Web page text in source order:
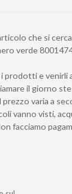
che si
verde
prodotti e venirli
il giorno
varia a
vanno visti,
facciamo